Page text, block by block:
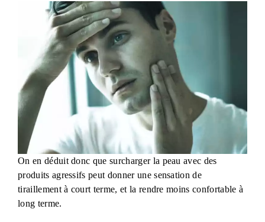
On en déduit donc que surcharger la peau avec des
produits agressifs peut donner une sensation de
tiraillement à court terme, et la rendre moins confortable à
long terme.